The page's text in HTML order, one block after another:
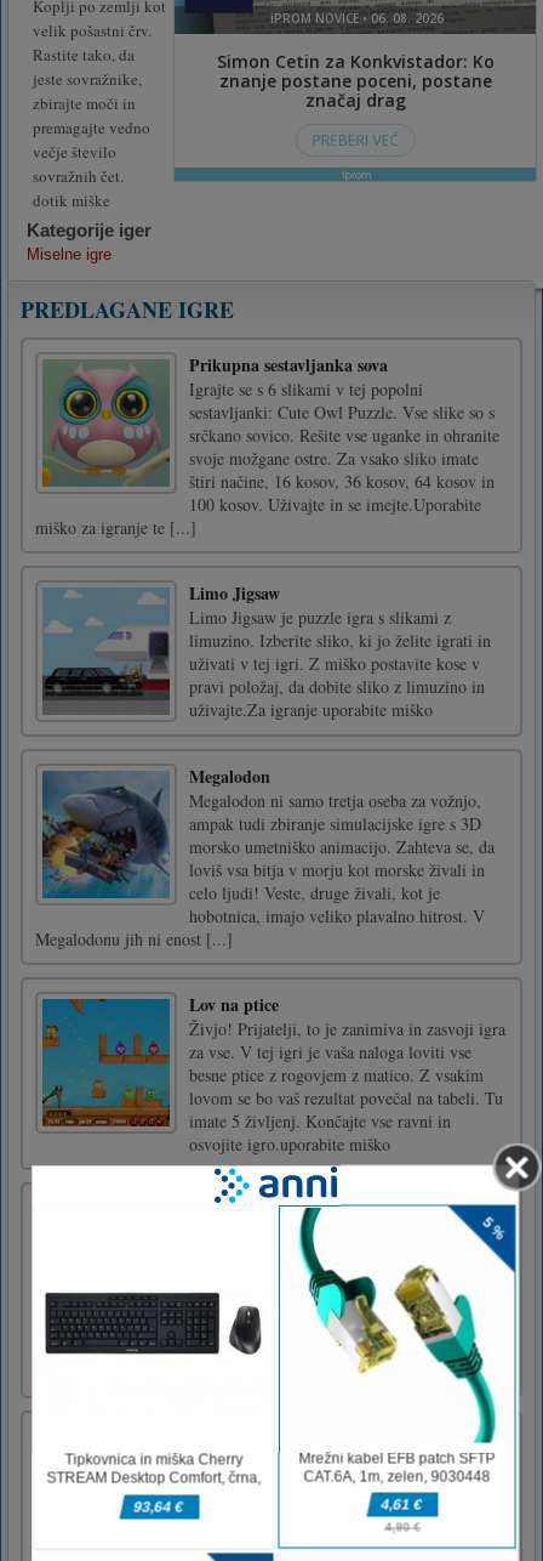
Koplji po zemlji kot
velik pošastni črv.
Rastite tako, da
jeste sovražnike,
zbirajte moči in
premagajte vedno
večje število
sovražnih čet.
dotik miške
Kategorije iger
Miselne igre
PREDLAGANE IGRE
Prikupna sestavljanka sova
Igrajte se s 6 slikami v tej popolni
sestavljanki: Cute Owl Puzzle. Vse slike so s
srčkano sovico. Rešite vse uganke in ohranite
svoje možgane ostre. Za vsako sliko imate
štiri načine, 16 kosov, 36 kosov, 64 kosov in
100 kosov. Uživajte in se imejte.Uporabite
miško za igranje te [...]
Limo Jigsaw
Limo Jigsaw je puzzle igra s slikami z
limuzino. Izberite sliko, ki jo želite igrati in
uživati v tej igri. Z miško postavite kose v
pravi položaj, da dobite sliko z limuzino in
uživajte.Za igranje uporabite miško
Megalodon
Megalodon ni samo tretja oseba za vožnjo,
ampak tudi zbiranje simulacijske igre s 3D
morsko umetniško animacijo. Zahteva se, da
loviš vsa bitja v morju kot morske živali in
celo ljudi! Veste, druge živali, kot je
hobotnica, imajo veliko plavalno hitrost. V
Megalodonu jih ni enost [...]
Lov na ptice
Živjo! Prijatelji, to je zanimiva in zasvoji igra
za vse. V tej igri je vaša naloga loviti vse
besne ptice z rogovjem z matico. Z vsakim
lovom se bo vaš rezultat povečal na tabeli. Tu
imate 5 življenj. Končajte vse ravni in
osvojite igro.uporabite miško
Pobarvanka: Zajčja rolka
Coloring Book: Rabbit Skateboard je
izobraževalna uganka za barvanje. Z omejeno
sliko ribe lahko uporabite različna orodja in
barve za barvanje slike. Ne glede na to, ali
dokončate sliko, jo lahko posnamete in
shranite. Tako lahko oblikujete različne vrste
Dovolj ur igranja v novi sobi za rekreacijo vas
je dovolj dobro osvežilo, da vas ne bodo
spremljali pred zaklenjenimi vrati. Raziščite
sobo, preučite možnosti pobega in preprosto
uporabite predmete, s katerimi ste se igrali, za